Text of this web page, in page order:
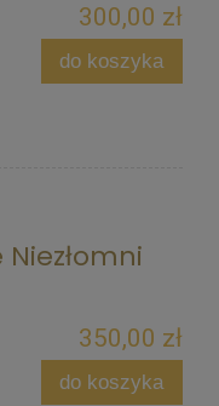
300,00 zł
do koszyka
Niezłomni
350,00 zł
do koszyka